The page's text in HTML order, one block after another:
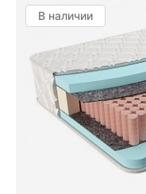
В наличии